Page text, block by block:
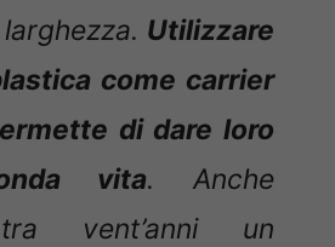
Utilizzare
come carrier
di dare loro
vita. Anche
vent’anni un